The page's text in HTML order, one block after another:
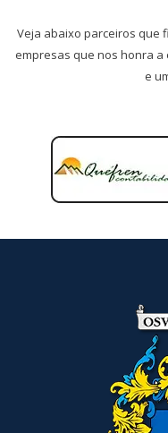
Veja abaixo parceiros que
empresas que nos honra a
e